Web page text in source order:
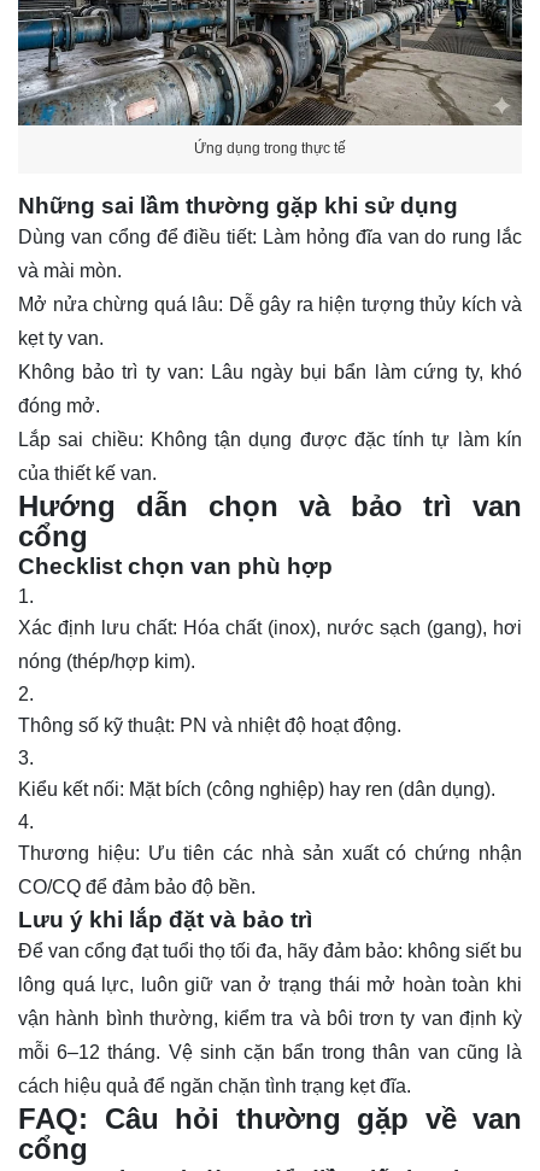
Ứng dụng trong thực tế
Những sai lầm thường gặp khi sử dụng
Dùng van cổng để điều tiết: Làm hỏng đĩa van do rung lắc
và mài mòn.
Mở nửa chừng quá lâu: Dễ gây ra hiện tượng thủy kích và
kẹt ty van.
Không bảo trì ty van: Lâu ngày bụi bẩn làm cứng ty, khó
đóng mở.
Lắp sai chiều: Không tận dụng được đặc tính tự làm kín
của thiết kế van.
Hướng dẫn chọn và bảo trì van
cổng
Checklist chọn van phù hợp
Xác định lưu chất: Hóa chất (inox), nước sạch (gang), hơi
nóng (thép/hợp kim).
Thông số kỹ thuật: PN và nhiệt độ hoạt động.
Kiểu kết nối: Mặt bích (công nghiệp) hay ren (dân dụng).
Thương hiệu: Ưu tiên các nhà sản xuất có chứng nhận
CO/CQ để đảm bảo độ bền.
Lưu ý khi lắp đặt và bảo trì
Để van cổng đạt tuổi thọ tối đa, hãy đảm bảo: không siết bu
lông quá lực, luôn giữ van ở trạng thái mở hoàn toàn khi
vận hành bình thường, kiểm tra và bôi trơn ty van định kỳ
mỗi 6–12 tháng. Vệ sinh cặn bẩn trong thân van cũng là
cách hiệu quả để ngăn chặn tình trạng kẹt đĩa.
FAQ: Câu hỏi thường gặp về van
cổng